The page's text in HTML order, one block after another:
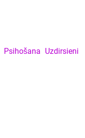
Psihošana Uzdirsieni